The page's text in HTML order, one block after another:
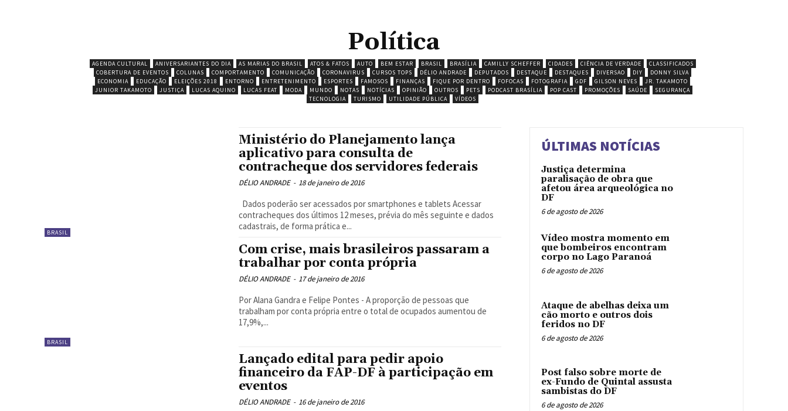
Política
AGENDA CULTURAL ANIVERSARIANTES DO DIA AS MARIAS DO BRASIL ATOS & FATOS AUTO BEM ESTAR BRASIL BRASÍLIA CAMILLY SCHEFFER CIDADES CIÊNCIA DE VERDADE
CLASSIFICADOS
COBERTURA DE EVENTOS
COLUNAS COMPORTAMENTO COMUNICAÇÃO CORONAVIRUS CURSOS TOPS DÉLIO ANDRADE DEPUTADOS DESTAQUE DESTAQUES DIVERSAO DIY
DONNY SILVA
ECONOMIA
EDUCAÇÃO ELEIÇÕES 2018 ENTORNO ENTRETENIMENTO ESPORTES FAMOSOS FINANÇAS FIQUE POR DENTRO FOFOCAS FOTOGRAFIA GDF GILSON NEVES
JR. TAKAMOTO
JUNIOR TAKAMOTO
JUSTIÇA LUCAS AQUINO LUCAS FEAT MODA MUNDO NOTAS NOTÍCIAS OPINIÃO OUTROS PETS PODCAST BRASÍLIA POP CAST PROMOÇÕES SAÚDE
SEGURANÇA
TECNOLOGIA
TURISMO UTILIDADE PÚBLICA VÍDEOS
BRASIL
Ministério do Planejamento lança
aplicativo para consulta de
contracheque dos servidores federais
DÉLIO ANDRADE - 18 de janeiro de 2016
contracheques dos últimos 12 meses, prévia do mês seguinte e dados
cadastrais, de forma prática e...
BRASIL
Com crise, mais brasileiros passaram a
trabalhar por conta própria
DÉLIO ANDRADE - 17 de janeiro de 2016
Por Alana Gandra e Felipe Pontes - A proporção de pessoas que
trabalham por conta própria entre o total de ocupados aumentou de
17,9%,...
Lançado edital para pedir apoio
financeiro da FAP-DF à participação em
eventos
DÉLIO ANDRADE - 16 de janeiro de 2016
ÚLTIMAS NOTÍCIAS
Justiça determina
paralisação de obra que
afetou área arqueológica no
DF
6 de agosto de 2026
Vídeo mostra momento em
que bombeiros encontram
corpo no Lago Paranoá
6 de agosto de 2026
Ataque de abelhas deixa um
cão morto e outros dois
feridos no DF
6 de agosto de 2026
Post falso sobre morte de
ex-Fundo de Quintal assusta
sambistas do DF
6 de agosto de 2026